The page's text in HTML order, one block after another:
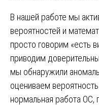
В нашей работе мы
вероятностей и
просто говорим «есть
приводим
мы обнаружили
оцениваем
нормальная работа ОС,